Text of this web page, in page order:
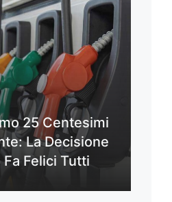
25 Centesimi
La Decisione
Felici Tutti